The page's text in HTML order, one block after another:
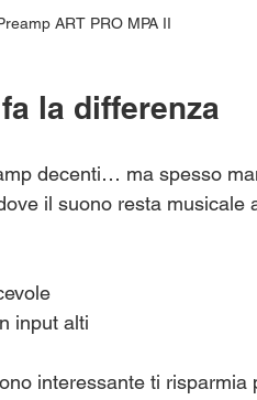
ART PRO MPA II
la differenza
decenti… ma spesso
il suono resta musicale
input alti
interessante ti risparmia